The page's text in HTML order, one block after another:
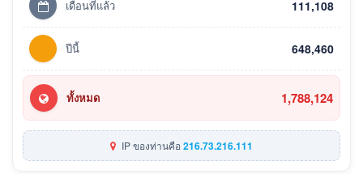
เดือนที่แล้ว 111,108
ปีนี้ 648,460
ทั้งหมด 1,788,124
IP ของท่านคือ216.73.216.111